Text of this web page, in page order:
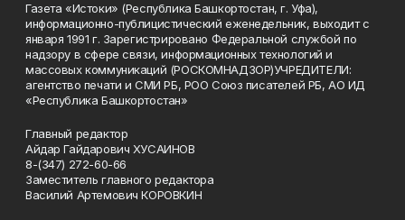
Газета «Истоки» (Республика Башкортостан, г. Уфа),
информационно-публицистический еженедельник, выходит с
января 1991 г. Зарегистрировано Федеральной службой по
надзору в сфере связи, информационных технологий и
массовых коммуникаций (РОСКОМНАДЗОР)УЧРЕДИТЕЛИ:
агентство печати и СМИ РБ, РОО Союз писателей РБ, АО ИД
«Республика Башкортостан»
Главный редактор
Айдар Гайдарович ХУСАИНОВ
8-(347) 272-60-66
Заместитель главного редактора
Василий Артемович КОРОВКИН